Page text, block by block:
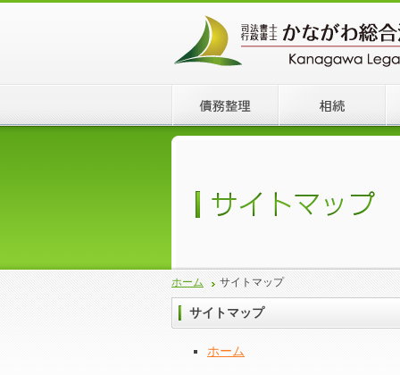
ホーム サイトマップ
サイトマップ
ホーム